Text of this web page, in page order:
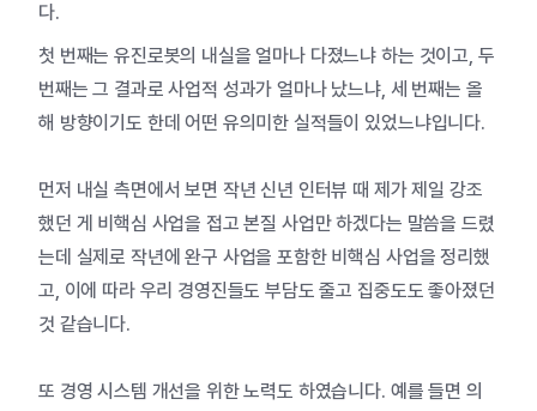
다.
첫 번째는 유진로봇의 내실을 얼마나 다졌느냐 하는 것이고, 두
번째는 그 결과로 사업적 성과가 얼마나 났느냐, 세 번째는 올
해 방향이기도 한데 어떤 유의미한 실적들이 있었느냐입니다.
먼저 내실 측면에서 보면 작년 신년 인터뷰 때 제가 제일 강조
했던 게 비핵심 사업을 접고 본질 사업만 하겠다는 말씀을 드렸
는데 실제로 작년에 완구 사업을 포함한 비핵심 사업을 정리했
고, 이에 따라 우리 경영진들도 부담도 줄고 집중도도 좋아졌던
것 같습니다.
또 경영 시스템 개선을 위한 노력도 하였습니다. 예를 들면 의